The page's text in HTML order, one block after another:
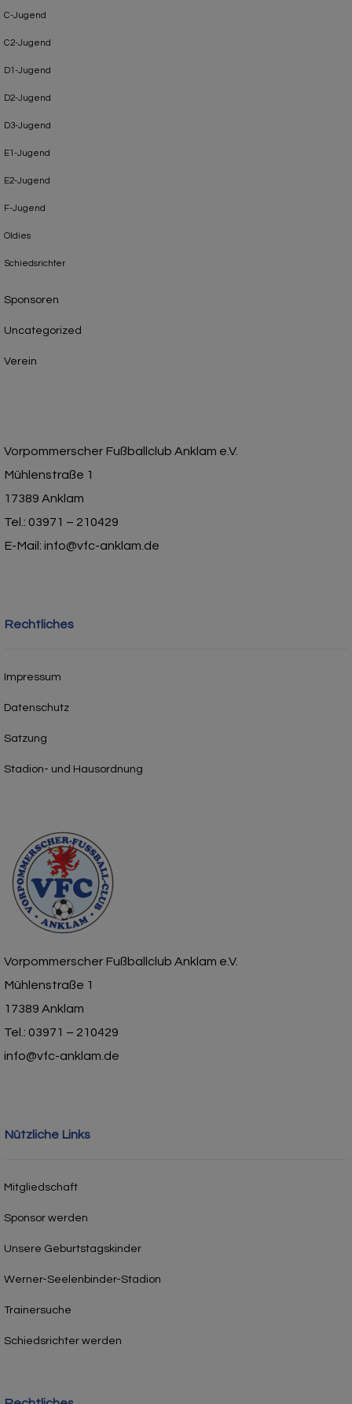
C-Jugend
C2-Jugend
D1-Jugend
D2-Jugend
D3-Jugend
E1-Jugend
E2-Jugend
F-Jugend
Oldies
Schiedsrichter
Sponsoren
Uncategorized
Verein
Vorpommerscher Fußballclub Anklam e.V.
Mühlenstraße 1
17389 Anklam
Tel.: 03971 – 210429
E-Mail: info@vfc-anklam.de
Rechtliches
Impressum
Datenschutz
Satzung
Stadion- und Hausordnung
Vorpommerscher Fußballclub Anklam e.V.
Mühlenstraße 1
17389 Anklam
Tel.: 03971 – 210429
info@vfc-anklam.de
Nützliche Links
Mitgliedschaft
Sponsor werden
Unsere Geburtstagskinder
Werner-Seelenbinder-Stadion
Trainersuche
Schiedsrichter werden